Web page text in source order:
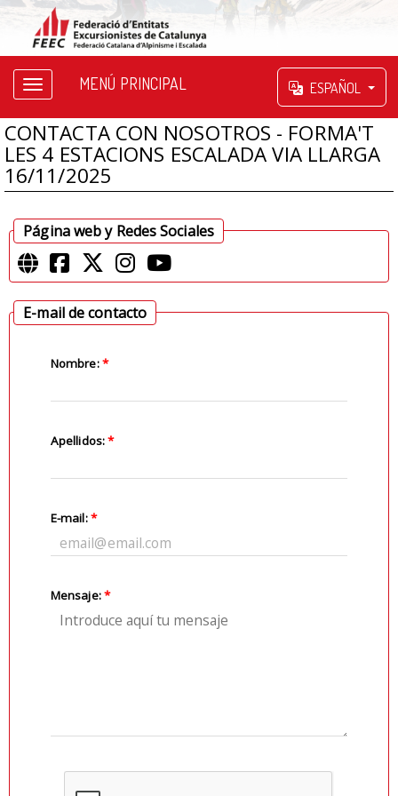
MENÚ PRINCIPAL ESPAÑOL
CONTACTA CON NOSOTROS - FORMA'T
LES 4 ESTACIONS ESCALADA VIA LLARGA
16/11/2025
Página web y Redes Sociales
E-mail de contacto
Nombre:*
Apellidos:*
E-mail:*
Mensaje:*